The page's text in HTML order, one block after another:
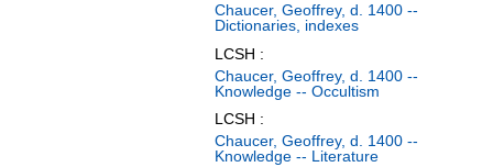
Chaucer, Geoffrey, d. 1400 --
Dictionaries, indexes
LCSH :
Chaucer, Geoffrey, d. 1400 --
Knowledge -- Occultism
LCSH :
Chaucer, Geoffrey, d. 1400 --
Knowledge -- Literature